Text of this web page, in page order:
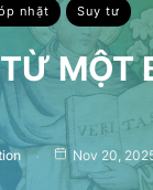
nhặt Suy tư
MỘT
Nov 20,